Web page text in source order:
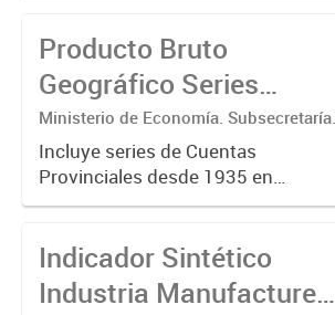
Producto Bruto
Geográfico Series
históricas desde 1935
Ministerio de Economía. Subsecretaría
de Coordinación Económica y
Estadística. Dirección Provincial de
Estadística.
Incluye series de Cuentas
Provinciales desde 1935 en
diferentes bases de cálculo.
Indicador Sintético
Industria Manufacturera